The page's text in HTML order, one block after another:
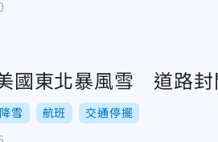
國東北暴風雪 道路封
降雪 航班 交通停擺